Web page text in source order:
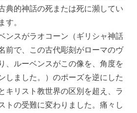
典的神話の死または死に瀕してい
す。
ンスがラオコーン（ギリシャ神話
前で、この古代彫刻がローマのヴ
、ルーベンスがこの像を、角度を
しました。）のポーズを逆にした
キリスト教世界の区別を超え、ラ
トの受難に変わりました。痛々し